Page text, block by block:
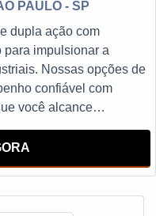
PAULO - SP
dupla ação com
impulsionar a
Nossas opções de
confiável com
você alcance
de cilindros
atrativos e